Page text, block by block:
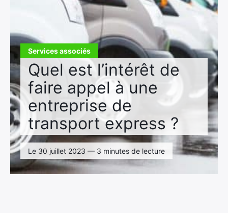
Services associés
Quel est l’intérêt de
faire appel à une
entreprise de
transport express ?
Le 30 juillet 2023 — 3 minutes de lecture